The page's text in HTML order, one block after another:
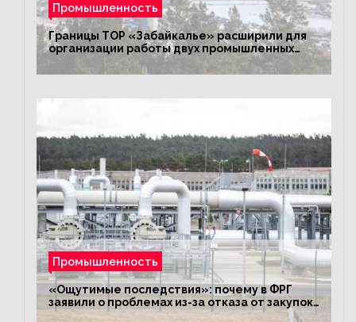
Промышленность
Границы ТОР «Забайкалье» расширили для
организации работы двух промышленных
предприятий
Промышленность
«Ощутимые последствия»: почему в ФРГ
заявили о проблемах из-за отказа от закупок
российского газа